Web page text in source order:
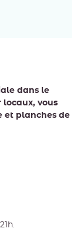
dans le
vous
et planches de